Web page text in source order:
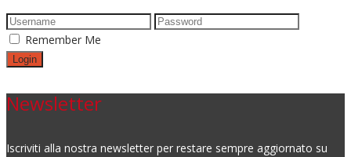
Remember Me
Newsletter
Iscriviti alla nostra newsletter per restare sempre aggiornato su